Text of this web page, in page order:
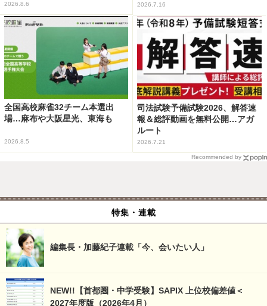
2026.8.6 2026.7.16
全国高校麻雀32チーム本選出
場…麻布や大阪星光、東海も
2026.8.5
司法試験予備試験2026、解答速
報＆総評動画を無料公開…アガ
ルート
2026.7.21
Recommended by
特集・連載
編集長・加藤紀子連載「今、会いたい人」
NEW!!【首都圏・中学受験】SAPIX 上位校偏差値＜
2027年度版（2026年4月）